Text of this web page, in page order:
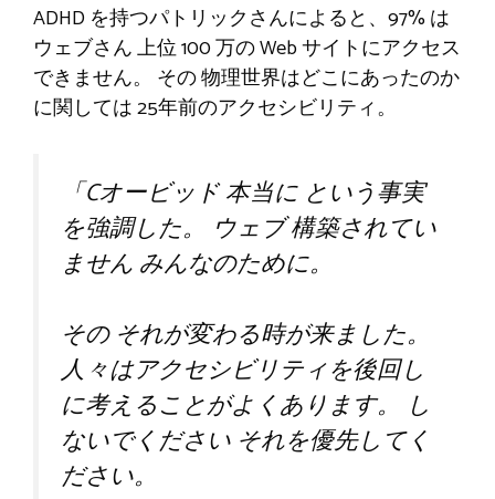
ADHD を持つパトリックさんによると、97% は
ウェブさん上位 100 万の Web サイトにアクセス
できません。 その物理世界はどこにあったのか
に関しては25年前のアクセシビリティ。
「Cオービッド本当に という事実
を強調した。
ウェブ構築されてい
ませんみんなのために。
そのそれが変わる時が来ました。
人々はアクセシビリティを後回し
に考えることがよくあります。
し
ないでください それを優先してく
ださい。